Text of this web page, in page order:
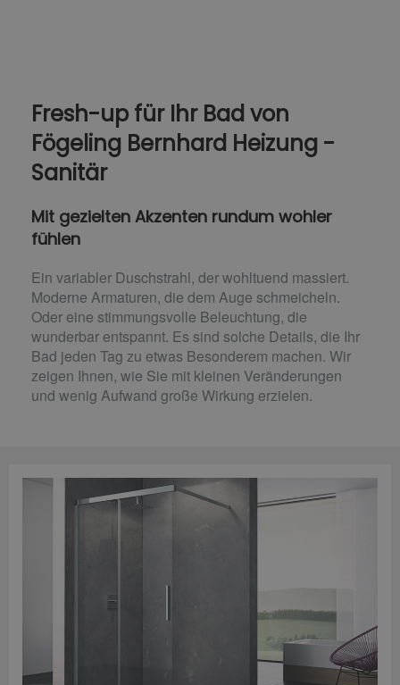
Fresh-up für Ihr Bad von
Fögeling Bernhard Heizung -
Sanitär
Mit gezielten Akzenten rundum wohler
fühlen
Ein variabler Duschstrahl, der wohltuend massiert.
Moderne Armaturen, die dem Auge schmeicheln.
Oder eine stimmungsvolle Beleuchtung, die
wunderbar entspannt. Es sind solche Details, die Ihr
Bad jeden Tag zu etwas Besonderem machen. Wir
zeigen Ihnen, wie Sie mit kleinen Veränderungen
und wenig Aufwand große Wirkung erzielen.